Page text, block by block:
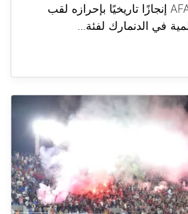
حقق فريق AFA Lebanon إنجازًا تاريخيًا بإحرازه لقب